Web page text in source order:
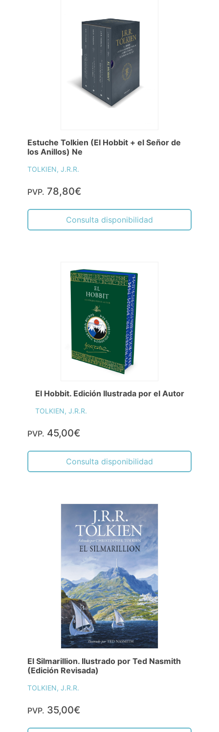
Estuche Tolkien (El Hobbit + el Señor de
los Anillos) Ne
TOLKIEN, J.R.R.
PVP. 78,80€
Consulta disponibilidad
El Hobbit. Edición Ilustrada por el Autor
TOLKIEN, J.R.R.
PVP. 45,00€
Consulta disponibilidad
El Silmarillion. Ilustrado por Ted Nasmith
(Edición Revisada)
TOLKIEN, J.R.R.
PVP. 35,00€